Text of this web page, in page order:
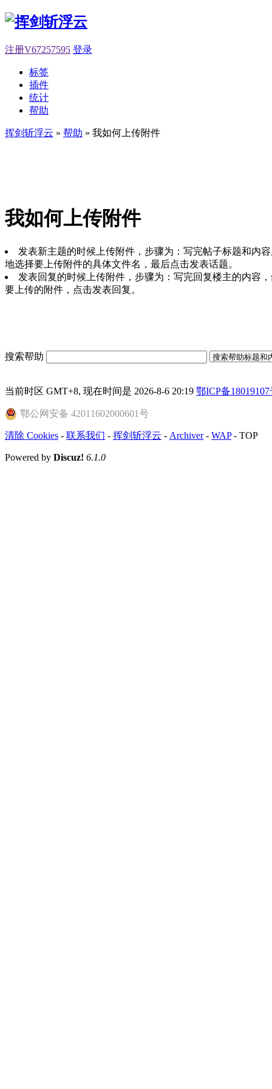
注册V67257595 登录
标签
插件
统计
帮助
挥剑斩浮云 » 帮助 » 我如何上传附件
我如何上传附件
发表新主题的时候上传附件，步骤为：写完帖子标题和内
地选择要上传附件的具体文件名，最后点击发表话题。
发表回复的时候上传附件，步骤为：写完回复楼主的内容
要上传的附件，点击发表回复。
搜索帮助
当前时区 GMT+8, 现在时间是 2026-8-6 20:19 鄂ICP备18019107
鄂公网安备 42011602000601号
清除 Cookies - 联系我们 - 挥剑斩浮云 - Archiver- WAP- TOP
Powered by Discuz! 6.1.0